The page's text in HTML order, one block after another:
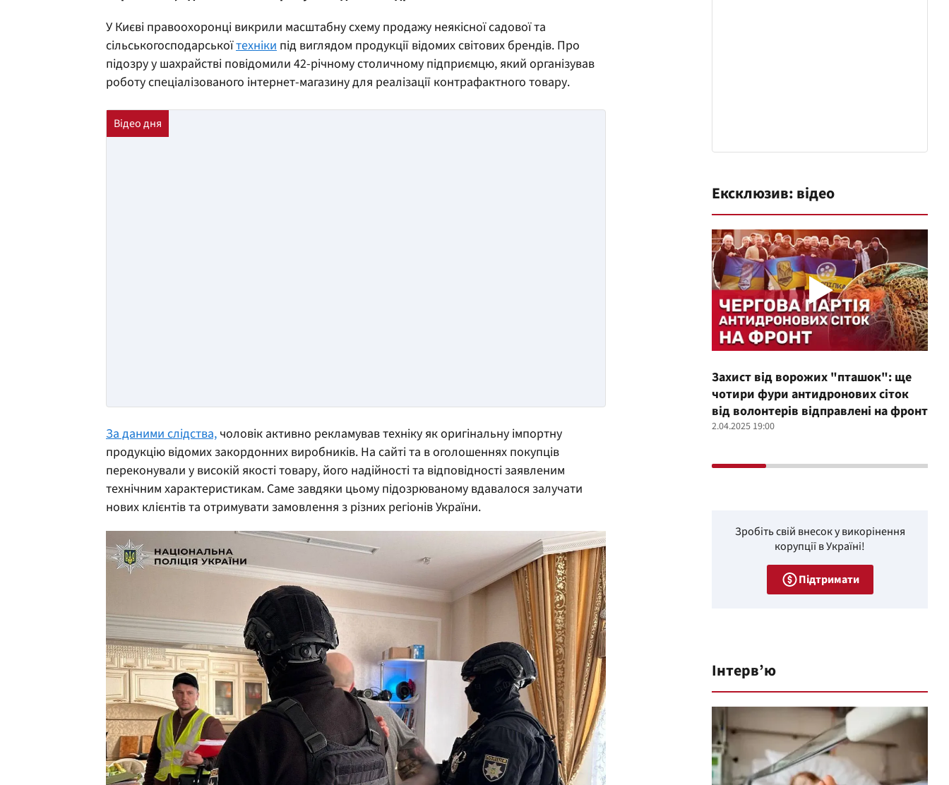
У Києві правоохоронці викрили масштабну схему продажу неякісної садової та
сільськогосподарськоїтехніки під виглядом продукції відомих світових брендів. Про
підозру у шахрайстві повідомили 42-річному столичному підприємцю, який організував
роботу спеціалізованого інтернет-магазину для реалізації контрафактного товару.
За даними слідства, чоловік активно рекламував техніку як оригінальну імпортну
продукцію відомих закордонних виробників. На сайті та в оголошеннях покупців
переконували у високій якості товару, його надійності та відповідності заявленим
технічним характеристикам. Саме завдяки цьому підозрюваному вдавалося залучати
нових клієнтів та отримувати замовлення з різних регіонів України.
Ексклюзив: відео
Захист від ворожих "пташок": ще
чотири фури антидронових сіток
від волонтерів відправлені на фронт
2.04.2025 19:00
Зробіть свій внесок у викорінення
корупції в Україні!
Підтримати
Інтерв’ю